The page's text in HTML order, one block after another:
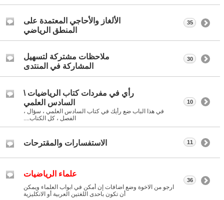
الألغاز والأحاجي المعتمدة على
المنطق الرياضي
35
ملاحظات مشتركة لتسهيل
المشاركة في المنتدى
30
رأي في مفردات كتاب الرياضيات \
السادس العلمي
في هذا الباب ضع رأيك في كتاب السادس العلمي ، سؤال ،
الفصل ، كل الكتاب....
10
الاستفسارات والمقترحات 11
علماء الرياضيات
ارجو من الاخوة وضع اضافات إن أمكن في ابواب العلماء ويمكن
أن تكون باحدى اللغتين العربية أو الانكليزية
36